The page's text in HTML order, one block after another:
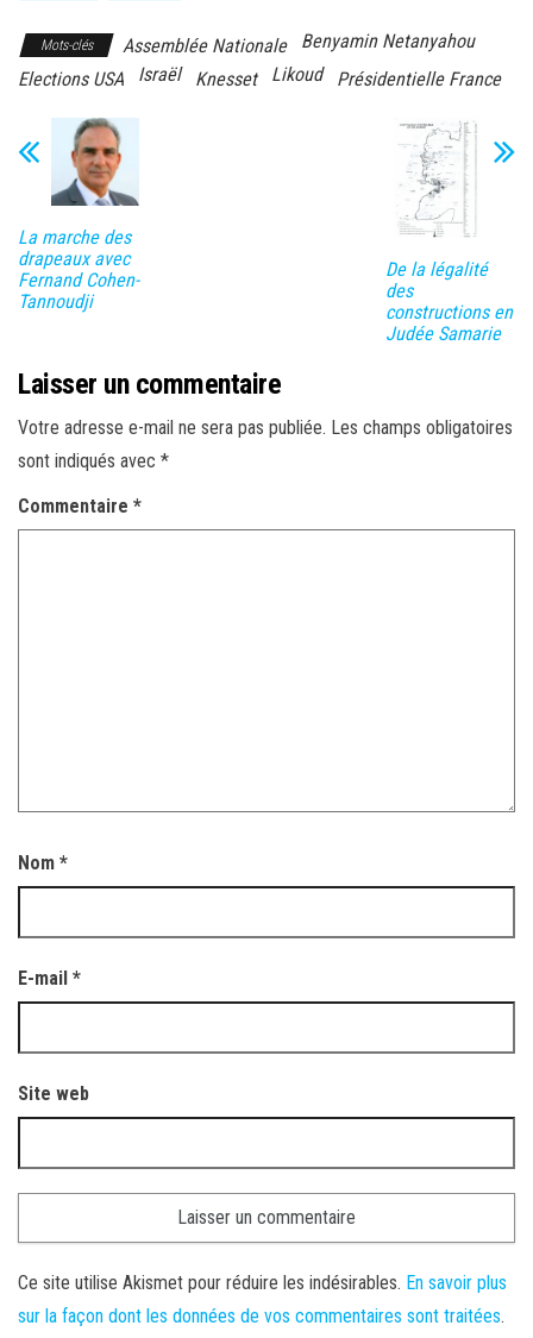
Mots-clés Assemblée Nationale
Benyamin Netanyahou
Elections USA
Israël Knesset Likoud Présidentielle France
La marche des
drapeaux avec
Fernand Cohen-
Tannoudji
De la légalité
des
constructions en
Judée Samarie
Laisser un commentaire
Votre adresse e-mail ne sera pas publiée. Les champs obligatoires
sont indiqués avec *
Commentaire *
Nom *
E-mail *
Site web
Ce site utilise Akismet pour réduire les indésirables. En savoir plus
sur la façon dont les données de vos commentaires sont traitées.